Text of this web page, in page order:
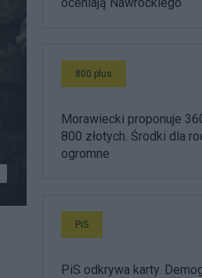
800 plus
Morawiecki proponuje
800 złotych. Środki dla
ogromne
PiS
PiS odkrywa karty.